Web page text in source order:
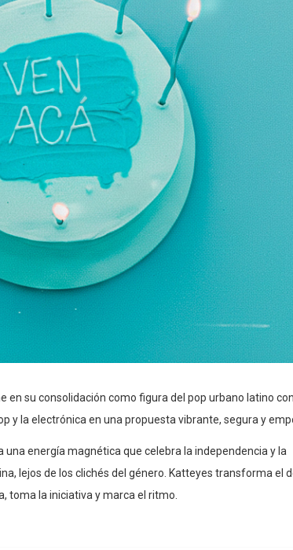
en su consolidación como figura del pop urbano latino
y la electrónica en una propuesta vibrante, segura y
energía magnética que celebra la independencia y la
lejos de los clichés del género. Katteyes transforma el
toma la iniciativa y marca el ritmo.